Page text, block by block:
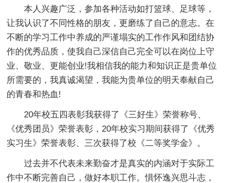
本人兴趣广泛，参加各种活动如打篮球、足球等，
让我认识了不同性格的朋友，更磨练了自己的意志。在
不断的学习工作中养成的严谨塌实的工作作风和团结协
作的优秀品质，使我自己深信自己完全可以在岗位上守
业、敬业、更能创业!我相信我的能力和知识正是贵单位
所需要的，我真诚渴望，我能为贵单位的明天奉献自己
的青春和热血!
20年校五四表彰我获得了《三好生》荣誉称号、
《优秀团员》荣誉表彰，20年校实习期间获得了《优秀
实习生》荣誉表彰、三次获得了校《二等奖学金》。
过去并不代表未来勤奋才是真实的内涵对于实际工
作中不断完善自己，做好本职工作。惧怀逸兴思斗志，